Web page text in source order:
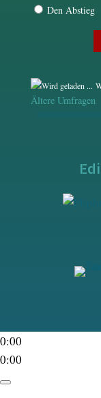
Den Abstieg
Ältere Umfragen
0:00
0:00